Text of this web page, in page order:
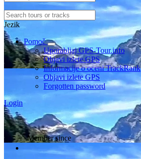
Jezik
Pomoč
Uporabljaj GPS-Tour.info
Objavi izlete GPS
Informacije o oceni TrackRank
Objavi izlete GPS
Forgotten password
Login
Member since